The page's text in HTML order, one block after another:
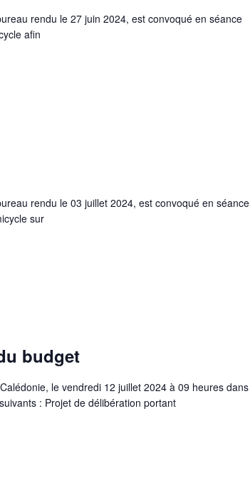
rendu le 27 juin 2024, est convoqué en séance
afin
rendu le 03 juillet 2024, est convoqué en séance
sur
budget
le vendredi 12 juillet 2024 à 09 heures dans
: Projet de délibération portant